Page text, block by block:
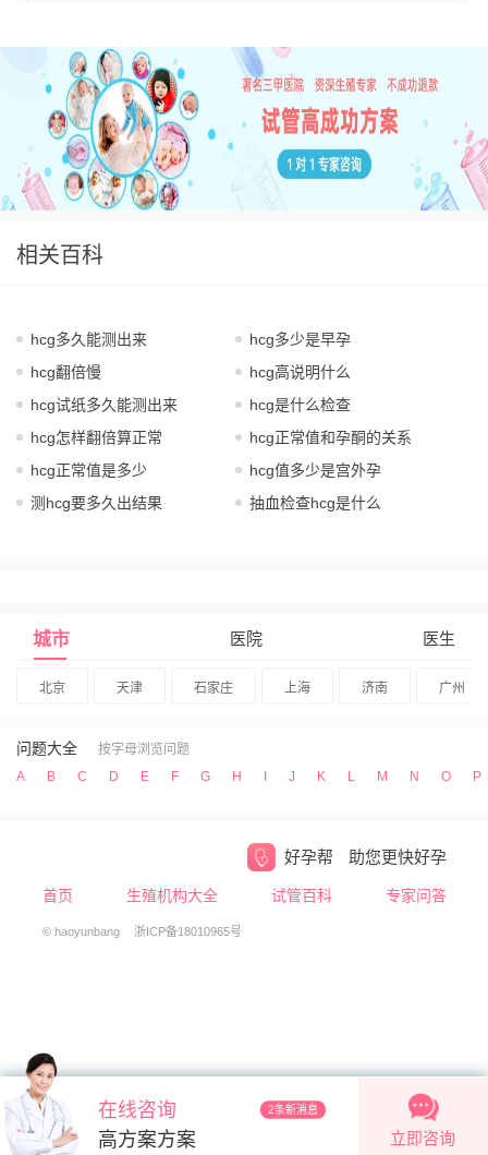
相关百科
hcg多久能测出来
hcg多少是早孕
hcg翻倍慢
hcg高说明什么
hcg试纸多久能测出来
hcg是什么检查
hcg怎样翻倍算正常
hcg正常值和孕酮的关系
hcg正常值是多少
hcg值多少是宫外孕
测hcg要多久出结果
抽血检查hcg是什么
城市 医院 医生
北京 天津 石家庄 上海 济南 广州
问题大全
按字母浏览问题
A
B C D E F G H I J K L M N O P
好孕帮 助您更快好孕
首页 生殖机构大全 试管百科 专家问答
© haoyunbang 浙ICP备18010965号
在线咨询 2条新消息
高方案方案 立即咨询